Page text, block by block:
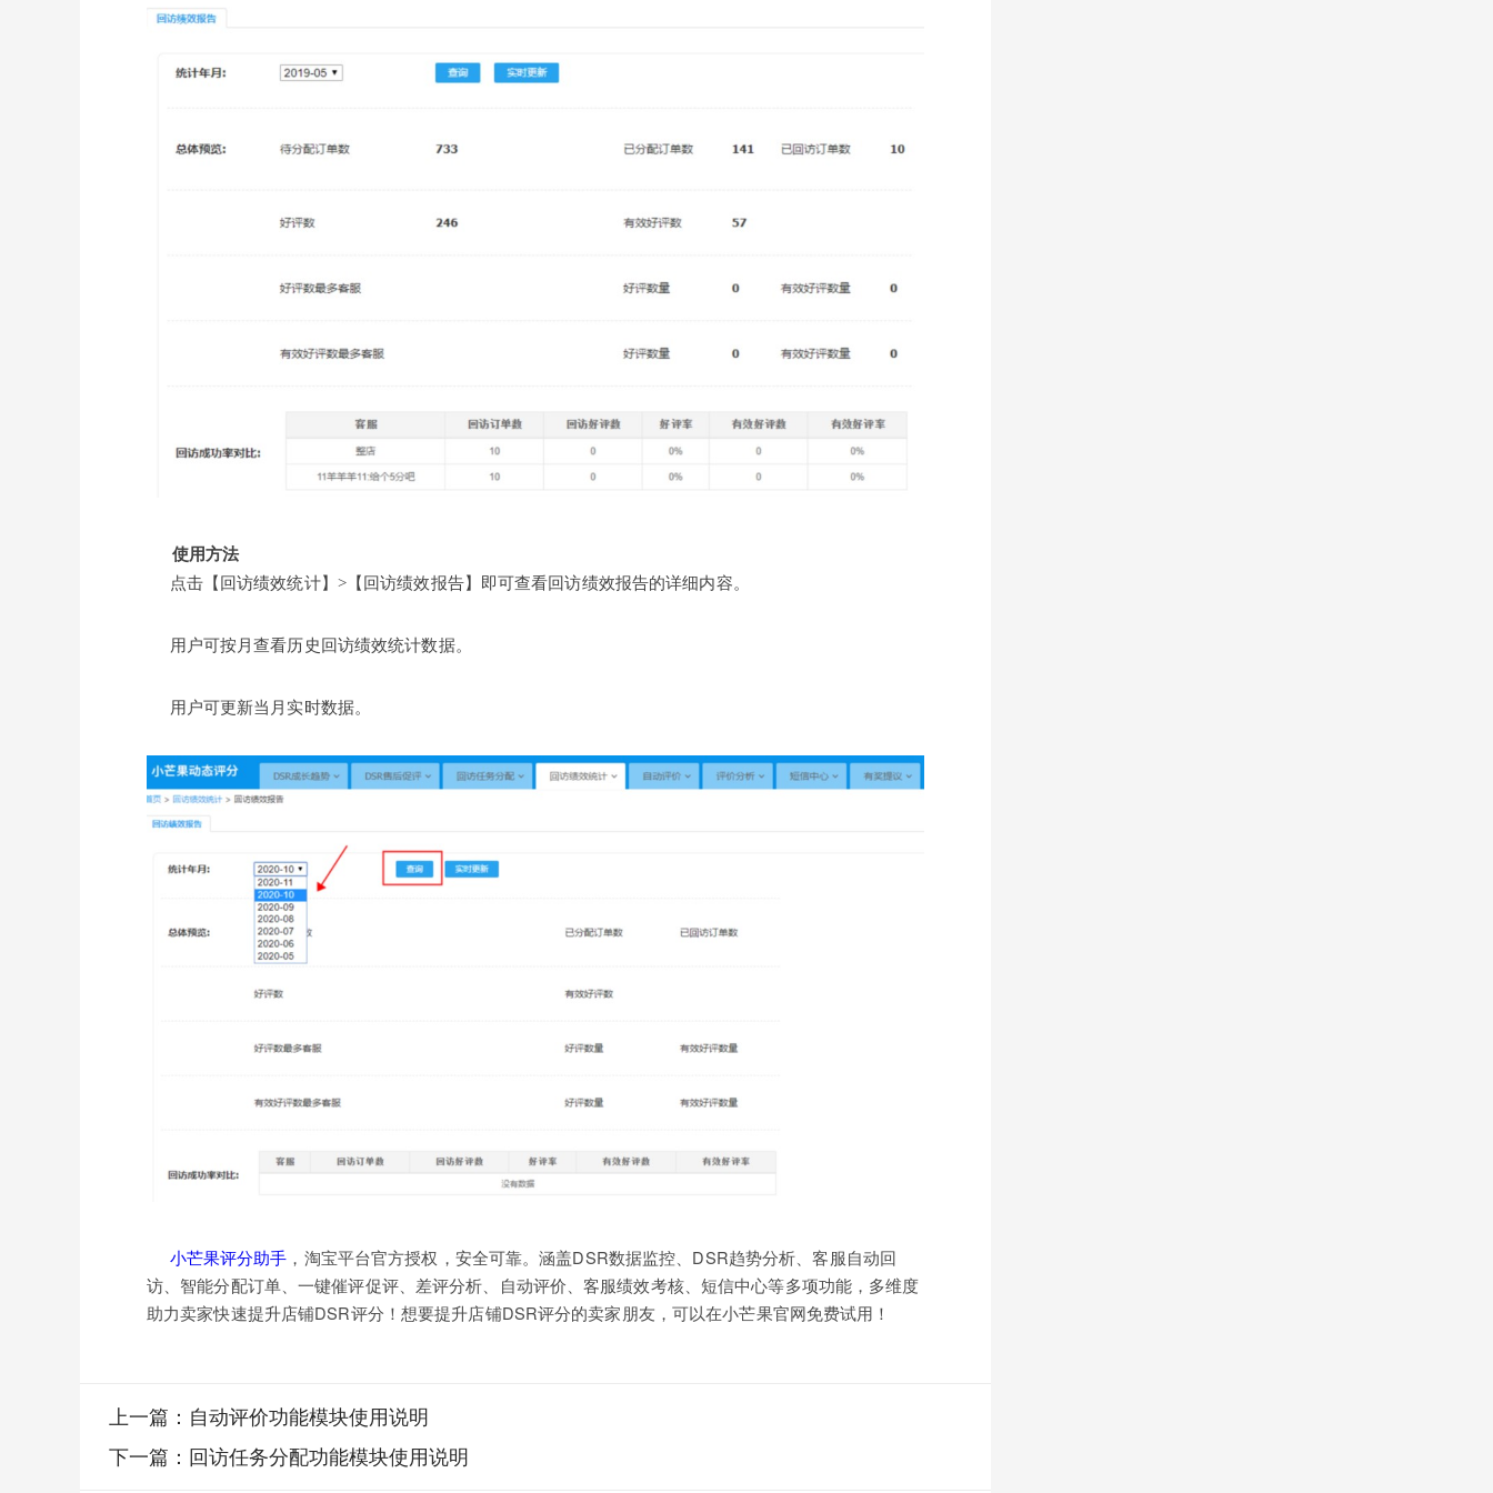
使用方法
点击【回访绩效统计】>【回访绩效报告】即可查看回访绩效报告的详细内容。
用户可按月查看历史回访绩效统计数据。
用户可更新当月实时数据。
小芒果评分助手 ，淘宝平台官方授权，安全可靠。涵盖DSR数据监控、DSR趋势分析、客服自动回
访、智能分配订单、一键催评促评、差评分析、自动评价、客服绩效考核、短信中心等多项功能，多维度
助力卖家快速提升店铺DSR评分！想要提升店铺DSR评分的卖家朋友，可以在小芒果官网免费试用！
上一篇： 自动评价功能模块使用说明
下一篇： 回访任务分配功能模块使用说明